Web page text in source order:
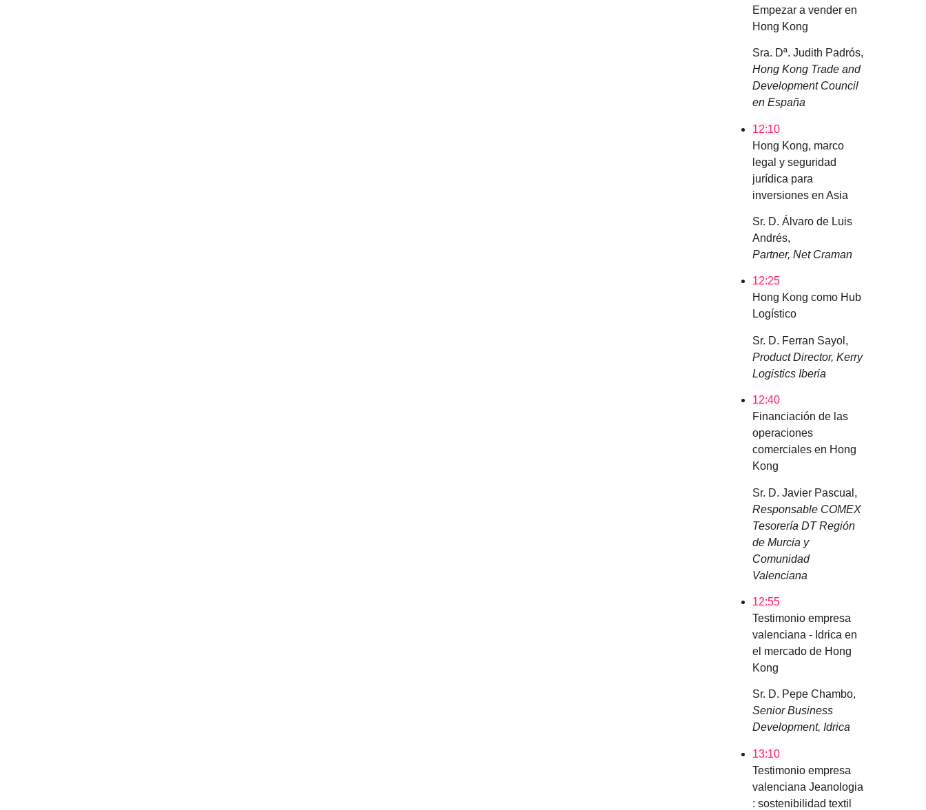
Empezar a vender en
Hong Kong
Sra. Dª. Judith Padrós,
Hong Kong Trade and
Development Council
en España
12:10
Hong Kong, marco
legal y seguridad
jurídica para
inversiones en Asia
Sr. D. Álvaro de Luis
Andrés,
Partner, Net Craman
12:25
Hong Kong como Hub
Logístico
Sr. D. Ferran Sayol,
Product Director, Kerry
Logistics Iberia
12:40
Financiación de las
operaciones
comerciales en Hong
Kong
Sr. D. Javier Pascual,
Responsable COMEX
Tesorería DT Región
de Murcia y
Comunidad
Valenciana
12:55
Testimonio empresa
valenciana - Idrica en
el mercado de Hong
Kong
Sr. D. Pepe Chambo,
Senior Business
Development, Idrica
13:10
Testimonio empresa
valenciana Jeanologia
: sostenibilidad textil